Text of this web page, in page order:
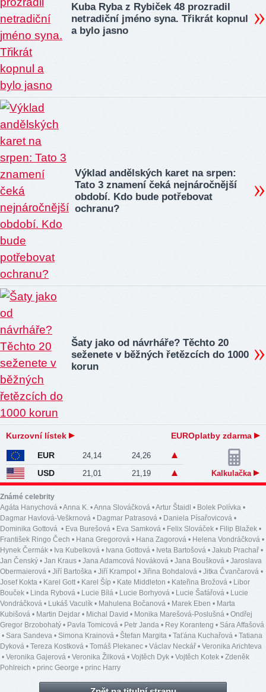
Kuba Ryba z Rybiček 48 prozradil
netradiční jméno syna. Třikrát kopnul
a bylo jasno
Výklad andělských karet na srpen:
Tato 3 znamení čeká nejnáročnější
období. Kdo bude potřebovat
ochranu?
Šaty jako od návrháře? Těchto 20
seženete v běžných řetězcích do 1000
korun
Kurzovní lístek EUROplatby zdarma
EUR 24,14 24,26
USD 21,01 21,19 Kalkulačka
Známé celebrity
Agáta Hanychová •Anna K. •Anna Slováčková •Artur Štaidl • Bolek Polívka •
Dagmar Havlová-Veškrnová • Dagmar Patrasová • Daniela Písařovicová •
Dominika Gottová • Eva Burešová • Eva Samková • Felix Slováček • Filip Blažek •
František Ringo Čech • Hana Gregorová • Hana Zagorová • Helena Vondráčková •
Hynek Čermák • Iva Kubelková • Ivana Gottová • Iveta Bartošová • Jakub Prachař •
Jan Čenský • Jan Kraus • Jana Adamcová Nováková • Jana Boušková • Jaroslava
Obermaierová • Jiří Bartoška • Jiří Krampol • Jiřina Bohdalová • Jitka Čvančarová •
Josef Kokta • Karel Gott• Karel Šíp • Kate Middleton • Kateřina Brožová • Libor
Bouček • Linda Rybová • Lucie Bílá • Lucie Borhyová • Lucie Šafářová • Lucie
Vondráčková • Lukáš Vaculík • Mahulena Bočanová • Marek Eben • Marta
Kubišová • Martin Dejdar • Michal David • Monika Marešová-Poslušná • Ondřej
Gregor Brzobohatý • Pavla Tomicová • Petr Janda • Rey Koranteng • Sára Affašová
• Sara Sandeva • Simona Krainová • Štefan Margita • Taťána Kuchařová • Tatiana
Dyková • Tereza Kostková • Tomáš Plekanec • Václav Neckář • Veronika Arichteva
• Veronika Gajerová • Veronika Žilková • Vojtěch Dyk • Vojtěch Kotek • Zdeněk
Pohlreich • princ George • princ Harry